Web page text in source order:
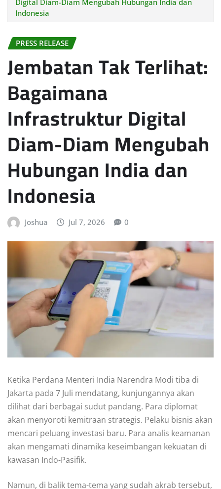
Digital Diam-Diam Mengubah Hubungan India dan
Indonesia
PRESS RELEASE
Jembatan Tak Terlihat:
Bagaimana
Infrastruktur Digital
Diam-Diam Mengubah
Hubungan India dan
Indonesia
Joshua Jul 7, 2026 0
Ketika Perdana Menteri India Narendra Modi tiba di
Jakarta pada 7 Juli mendatang, kunjungannya akan
dilihat dari berbagai sudut pandang. Para diplomat
akan menyoroti kemitraan strategis. Pelaku bisnis akan
mencari peluang investasi baru. Para analis keamanan
akan mengamati dinamika keseimbangan kekuatan di
kawasan Indo-Pasifik.
Namun, di balik tema-tema yang sudah akrab tersebut,